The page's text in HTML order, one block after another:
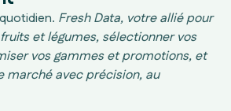
Fresh Data, votre allié pour
et légumes, sélectionner vos
vos gammes et promotions, et
marché avec précision, au